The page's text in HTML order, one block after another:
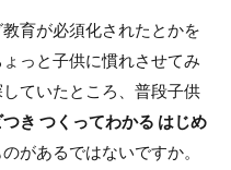
育が必須化されたとかを
っと子供に慣れさせてみ
ていたところ、普段子供
き つくってわかる はじめ
があるではないですか。